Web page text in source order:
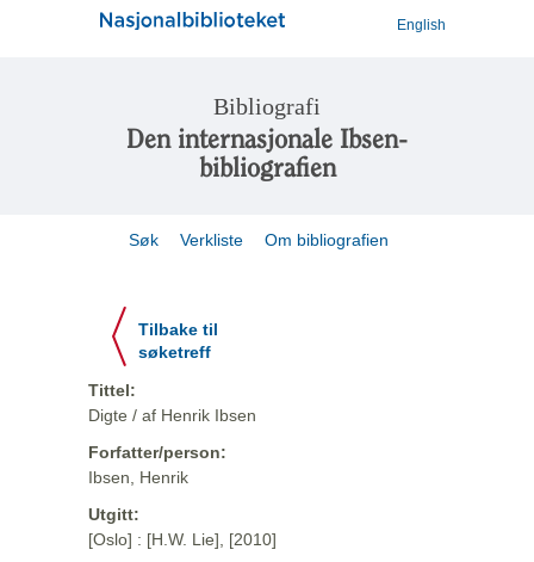
English
Bibliografi
Den internasjonale Ibsen-
bibliografien
Søk Verkliste Om bibliografien
Tilbake til
søketreff
Tittel:
Digte / af Henrik Ibsen
Forfatter/person:
Ibsen, Henrik
Utgitt:
[Oslo] : [H.W. Lie], [2010]